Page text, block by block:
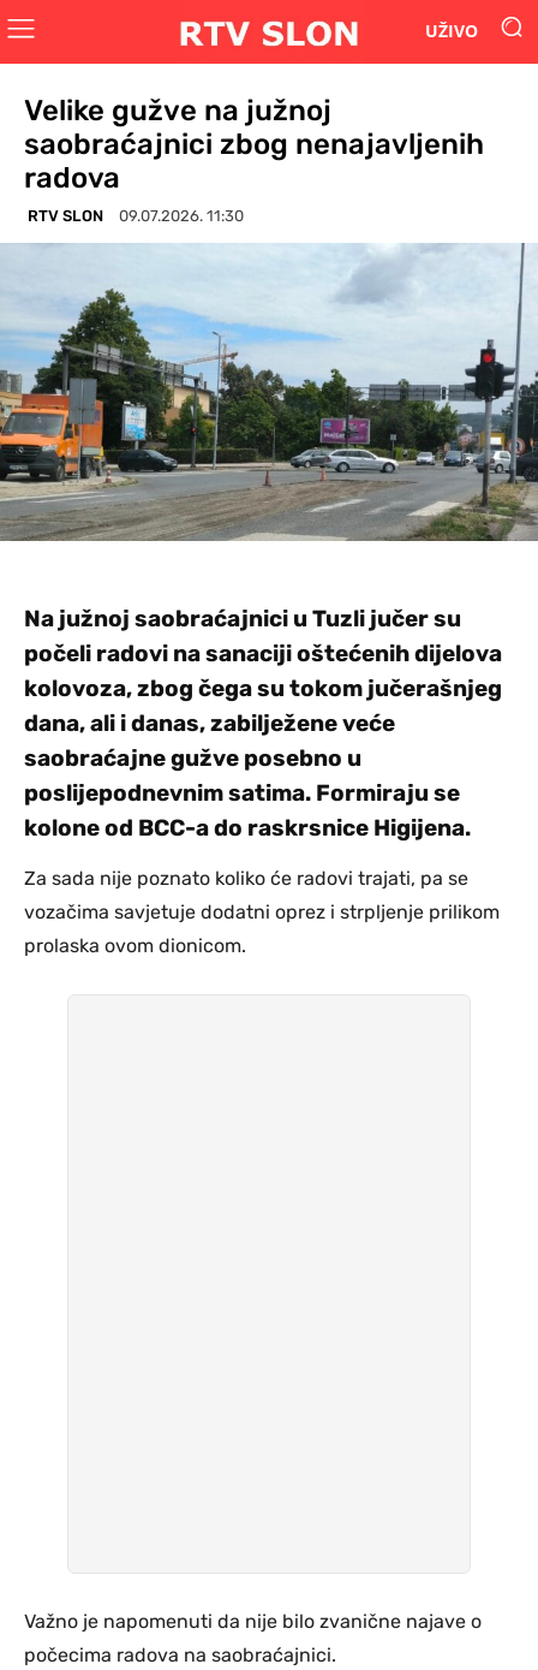
UŽIVO
Velike gužve na južnoj
saobraćajnici zbog nenajavljenih
radova
RTV SLON 09.07.2026. 11:30
Na južnoj saobraćajnici u Tuzli jučer su
počeli radovi na sanaciji oštećenih dijelova
kolovoza, zbog čega su tokom jučerašnjeg
dana, ali i danas, zabilježene veće
saobraćajne gužve posebno u
poslijepodnevnim satima. Formiraju se
kolone od BCC-a do raskrsnice Higijena.
Za sada nije poznato koliko će radovi trajati, pa se
vozačima savjetuje dodatni oprez i strpljenje prilikom
prolaska ovom dionicom.
Važno je napomenuti da nije bilo zvanične najave o
počecima radova na saobraćajnici.